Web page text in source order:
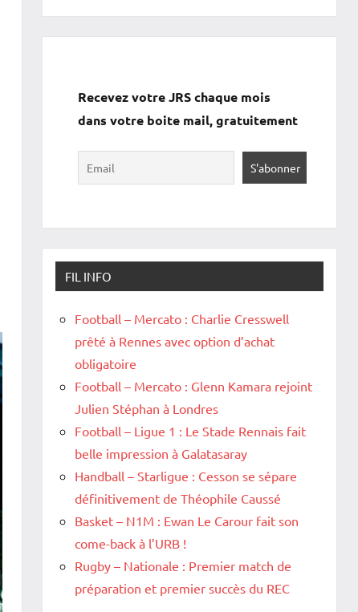
Recevez votre JRS chaque mois
dans votre boite mail, gratuitement
FIL INFO
Football – Mercato : Charlie Cresswell
prêté à Rennes avec option d’achat
obligatoire
Football – Mercato : Glenn Kamara rejoint
Julien Stéphan à Londres
Football – Ligue 1 : Le Stade Rennais fait
belle impression à Galatasaray
Handball – Starligue : Cesson se sépare
définitivement de Théophile Caussé
Basket – N1M : Ewan Le Carour fait son
come-back à l’URB !
Rugby – Nationale : Premier match de
préparation et premier succès du REC